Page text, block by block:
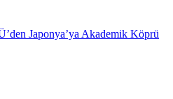
Japonya’ya Akademik Köprü